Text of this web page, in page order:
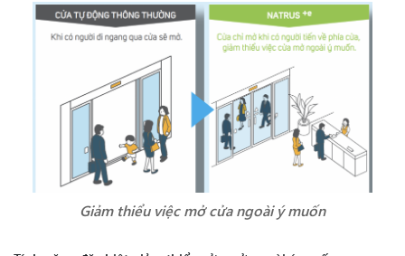
Giảm thiểu việc mở cửa ngoài ý muốn